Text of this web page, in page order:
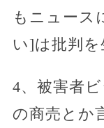
もニュース
い]は批判
4、被害者
の商売とか